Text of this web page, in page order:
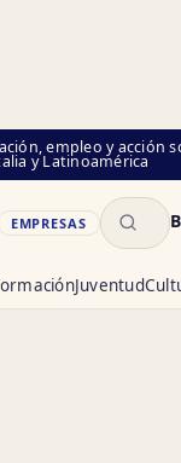
empleo y acción
y Latinoamérica
EMPRESAS
Buscar
Juventud